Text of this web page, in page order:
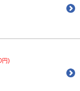
円)